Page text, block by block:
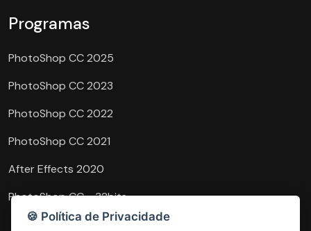
Programas
PhotoShop CC 2025
PhotoShop CC 2023
PhotoShop CC 2022
PhotoShop CC 2021
After Effects 2020
PhotoShop CC - 32bits
🍪 Política de Privacidade